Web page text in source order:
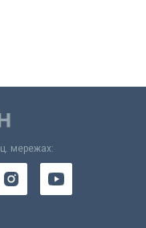
мережах: